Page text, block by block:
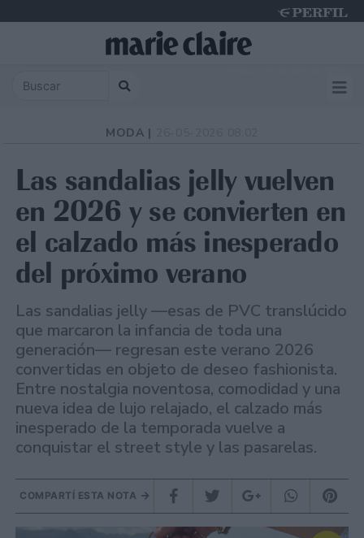
MODA |
Las sandalias jelly vuelven
en 2026 y se convierten en
el calzado más inesperado
del próximo verano
Las sandalias jelly —esas de PVC translúcido
que marcaron la infancia de toda una
generación— regresan este verano 2026
convertidas en objeto de deseo fashionista.
Entre nostalgia noventosa, comodidad y una
nueva idea de lujo relajado, el calzado más
inesperado de la temporada vuelve a
conquistar el street style y las pasarelas.
COMPARTÍ ESTA NOTA